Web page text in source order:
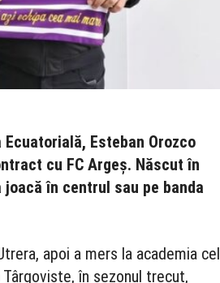
Esteban Orozco
cu FC Argeș. Născut în
în centrul sau pe banda
apoi a mers la academia
în sezonul trecut,